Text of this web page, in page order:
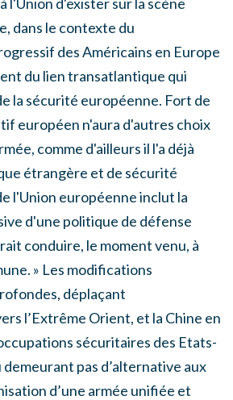
dans le contexte du
des Américains en Europe
du lien transatlantique qui
la sécurité européenne. Fort de
européen n'aura d'autres choix
comme d'ailleurs il l'a déjà
étrangère et de sécurité
l'Union européenne inclut la
d'une politique de défense
conduire, le moment venu, à
» Les modifications
déplaçant
l’Extrême Orient, et la Chine en
sécuritaires des Etats-
demeurant pas d’alternative aux
d’une armée unifiée et